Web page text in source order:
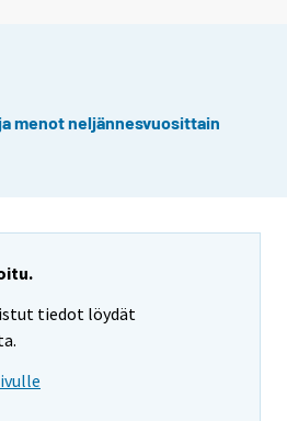
menot neljännesvuosittain
tiedot löydät